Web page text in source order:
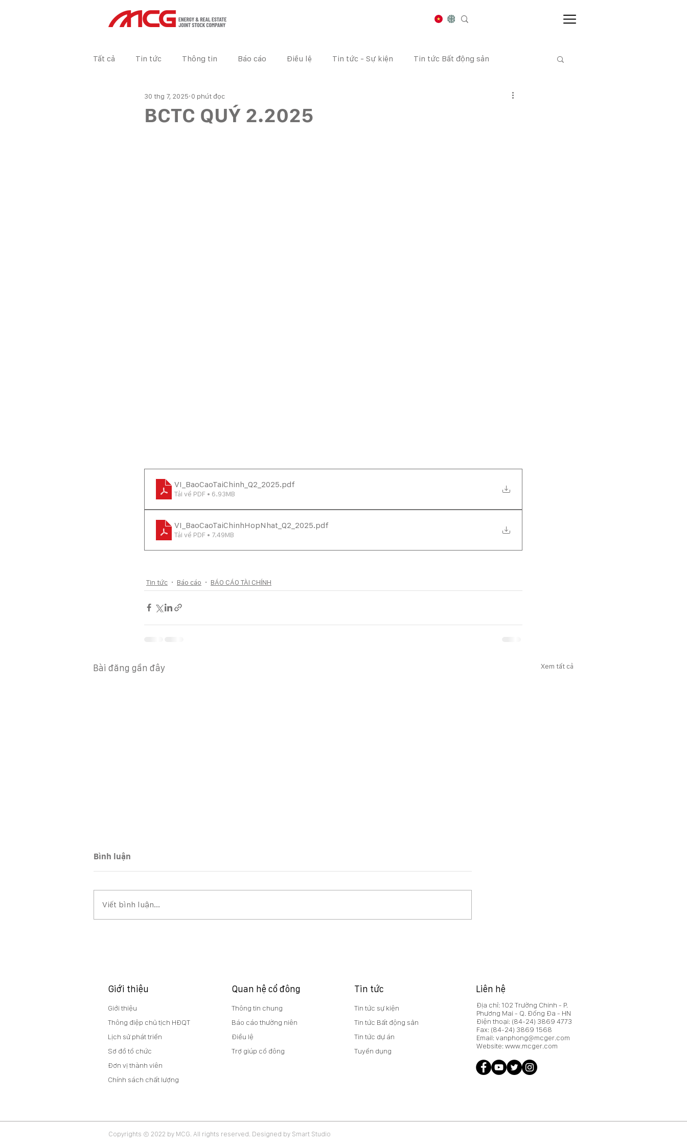
Tất cả Tin tức Thông tin Báo cáo Điều lệ Tin tức - Sự kiện Tin tức Bất động sản
Tin tức Dự án BÁO CÁO TÀI CHÍNH
BCTC QUÝ 2.2025
30 thg 7, 2025 0 phút đọc
VI_BaoCaoTaiChinh_Q2_2025.pdf
Tải về PDF • 6.93MB
VI_BaoCaoTaiChinhHopNhat_Q2_2025.pdf
Tải về PDF • 7.49MB
Tin tức Báo cáo BÁO CÁO TÀI CHÍNH
Bài đăng gần đây Xem tất cả
Bình luận
Viết bình luận...
Giới thiệu
Giới thiệu
Thông điệp chủ tịch HĐQT
Lịch sử phát triển
Sơ đồ tổ chức
Đơn vị thành viên
Chính sách chất lượng
Quan hệ cổ đông
Thông tin chung
Báo cáo thường niên
Điều lệ
Trợ giúp cổ đông
Tin tức
Tin tức sự kiện
Tin tức Bất động sản
Tin tức dự án
Tuyển dụng
Liên hệ
Địa chỉ: 102 Trường Chinh - P.
Phương Mai - Q. Đống Đa - HN
Điện thoại: (84-24) 3869 4773
Fax: (84-24) 3869 1568
Email:vanphong@mcger.com
Website:www.mcger.com
Copyrights © 2022 by MCG. All rights reserved. Designed by Smart Studio